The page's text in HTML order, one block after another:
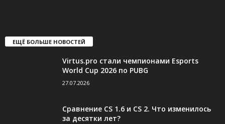
ЕЩЁ БОЛЬШЕ НОВОСТЕЙ
Virtus.pro стали чемпионами Esports
World Cup 2026 по PUBG
27.07.2026
Сравнение CS 1.6 и CS 2. Что изменилось
за десятки лет?